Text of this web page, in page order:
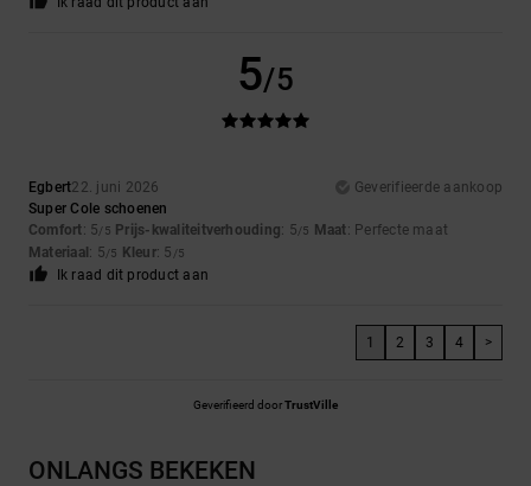
5/5
Egbert22. juni 2026
Geverifieerde aankoop
Super Cole schoenen
Comfort: 5/5 Prijs-kwaliteitverhouding: 5/5 Maat: Perfecte maat
Materiaal : 5/5 Kleur: 5 /5
Ik raad dit product aan
1 2 3 4 >
Geverifieerd doorTrustVille
ONLANGS BEKEKEN